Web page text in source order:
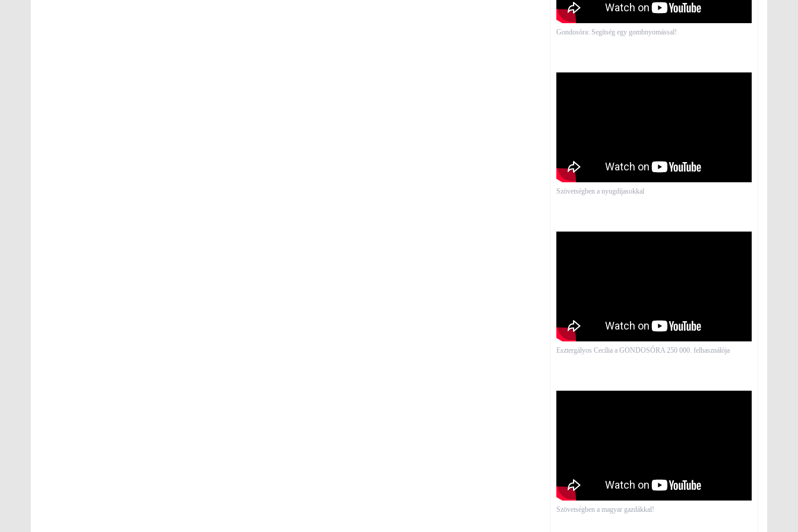
Gondosóra: Segítség egy gombnyomással!
Szövetségben a nyugdíjasokkal
Esztergályos Cecília a GONDOSÓRA 250 000. felhasználója
Szövetségben a magyar gazdákkal!